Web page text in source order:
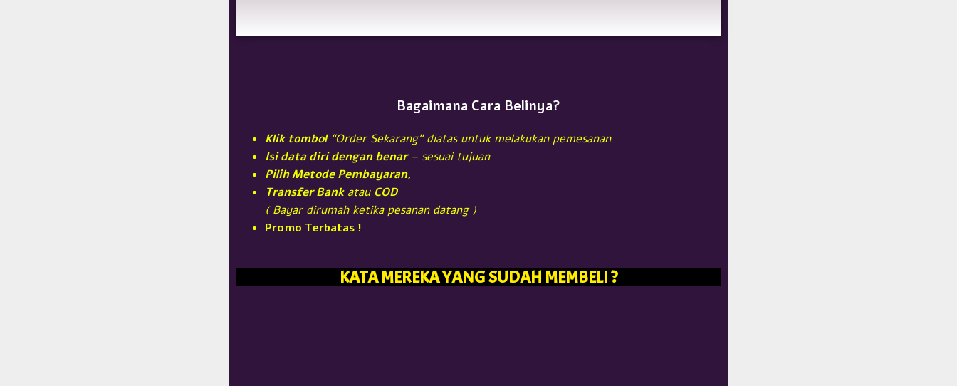
Bagaimana Cara Belinya?
Klik tombol“Order Sekarang” diatas untuk melakukan pemesanan
Isi data diri dengan benar– sesuai tujuan
Pilih Metode Pembayaran,
Transfer Bankatau COD
( Bayar dirumah ketika pesanan datang )
Promo Terbatas !
KATA MEREKA YANG SUDAH MEMBELI ?